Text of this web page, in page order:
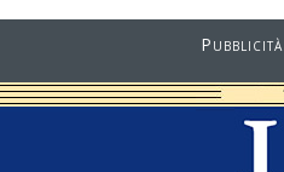
Pubblicità